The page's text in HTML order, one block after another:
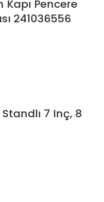
Pencere
241036556
Standlı 7 Inç, 8